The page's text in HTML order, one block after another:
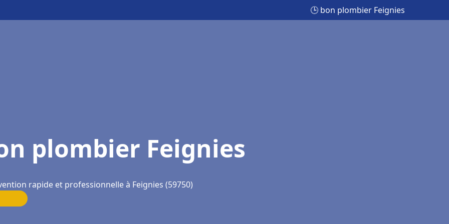
🕒 bon plombier Feignies
plombier Feignies
rapide et professionnelle à Feignies (59750)